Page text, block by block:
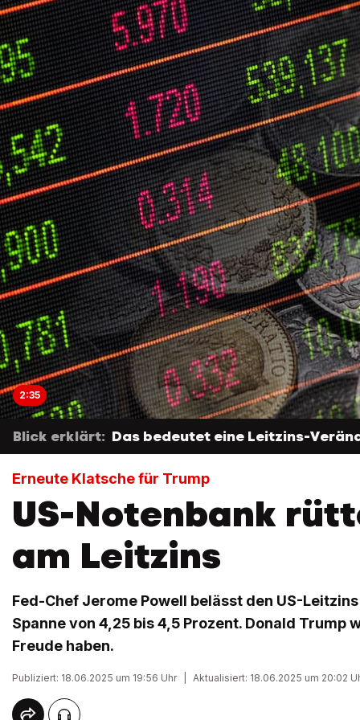
2:35
Blick erklärt: Das bedeutet eine Leitzins-
Erneute Klatsche für Trump
US-Notenbank
am Leitzins
Fed-Chef Jerome Powell belässt den US-
Spanne von 4,25 bis 4,5 Prozent. Donald Trump
Freude haben.
Publiziert: 18.06.2025 um 19:56 Uhr Aktualisiert: 18.06.2025 um 20:02